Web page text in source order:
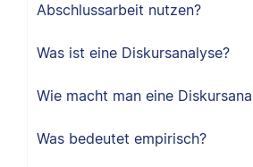
Abschlussarbeit nutzen?
Was ist eine Diskursanalyse?
Wie macht man eine
Was bedeutet empirisch?